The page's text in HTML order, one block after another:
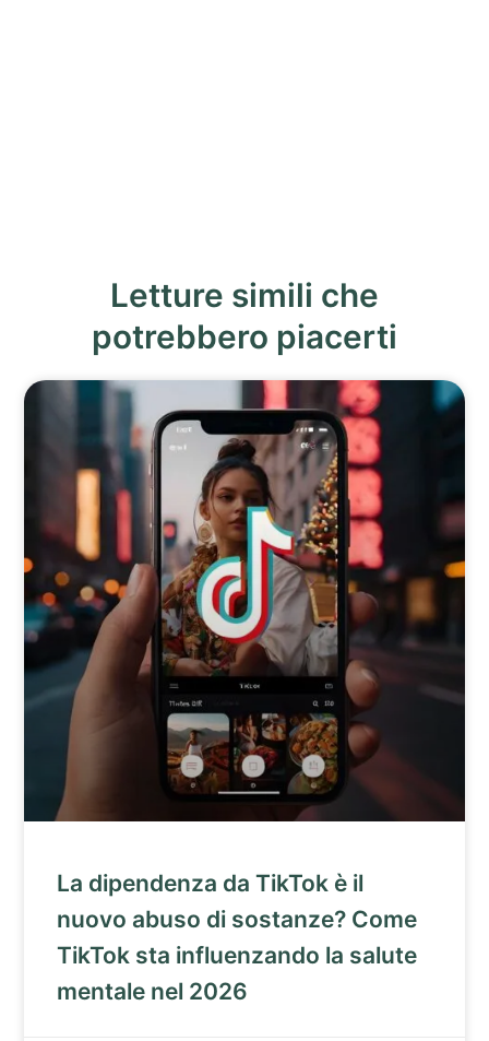
Letture simili che
potrebbero piacerti
La dipendenza da TikTok è il
nuovo abuso di sostanze? Come
TikTok sta influenzando la salute
mentale nel 2026